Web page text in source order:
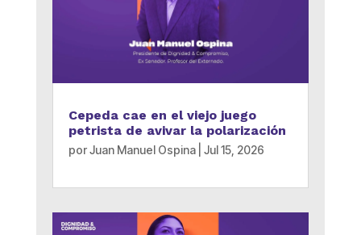
Cepeda cae en el viejo juego
petrista de avivar la polarización
porJuan Manuel Ospina| Jul 15, 2026